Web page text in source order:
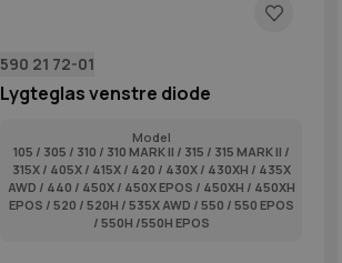
590 21 72-01
Lygteglas venstre diode
Model
105 / 305 / 310 / 310 MARK II / 315 / 315 MARK II /
315X / 405X / 415X / 420 / 430X / 430XH / 435X
AWD / 440 / 450X / 450X EPOS / 450XH / 450XH
EPOS / 520 / 520H / 535X AWD / 550 / 550 EPOS
/ 550H /550H EPOS